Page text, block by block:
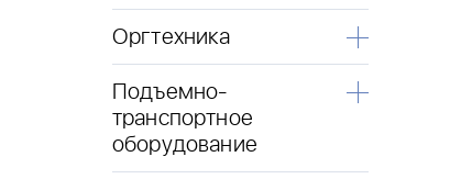
Оргтехника
Подъемно-
транспортное
оборудование